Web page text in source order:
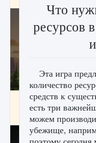
Как заработать
9 августа 2024
Что
ресурсов
Эта игра
количество
средств к
есть три
можем
убежище,